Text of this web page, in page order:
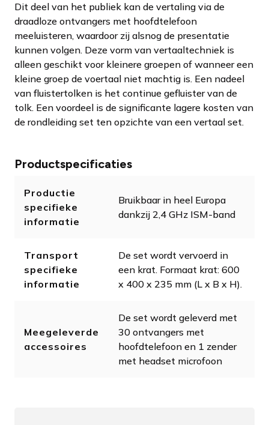
Dit deel van het publiek kan de vertaling via de
draadloze ontvangers met hoofdtelefoon
meeluisteren, waardoor zij alsnog de presentatie
kunnen volgen. Deze vorm van vertaaltechniek is
alleen geschikt voor kleinere groepen of wanneer een
kleine groep de voertaal niet machtig is. Een nadeel
van fluistertolken is het continue gefluister van de
tolk. Een voordeel is de significante lagere kosten van
de rondleiding set ten opzichte van een vertaal set.
Productspecificaties
Productie
specifieke
informatie
Bruikbaar in heel Europa
dankzij 2,4 GHz ISM-band
Transport
specifieke
informatie
De set wordt vervoerd in
een krat. Formaat krat: 600
x 400 x 235 mm (L x B x H).
Meegeleverde
accessoires
De set wordt geleverd met
30 ontvangers met
hoofdtelefoon en 1 zender
met headset microfoon